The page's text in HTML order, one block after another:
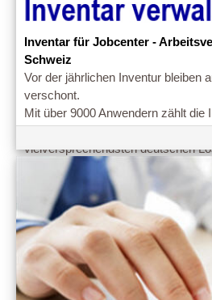
Inventar für Jobcenter -
Schweiz
Vor der jährlichen Inventur bleiben
verschont.
Mit über 9000 Anwendern zählt die
vielversprechendsten deutschen
Inventarisieung in